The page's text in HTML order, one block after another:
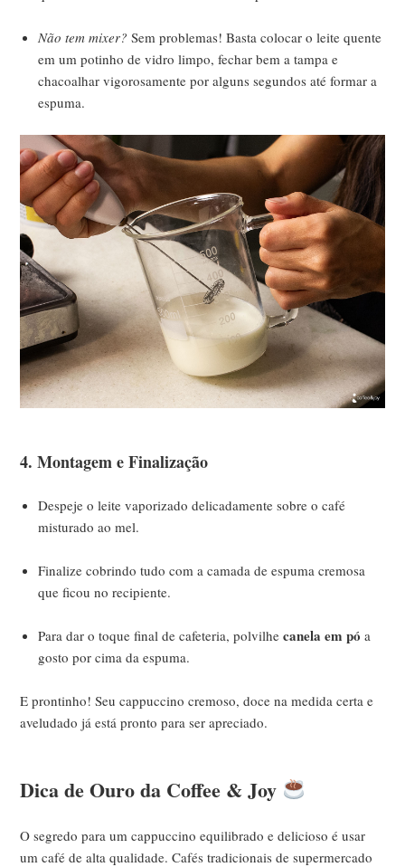
Não tem mixer? Sem problemas! Basta colocar o leite quente
em um potinho de vidro limpo, fechar bem a tampa e
chacoalhar vigorosamente por alguns segundos até formar a
espuma.
4. Montagem e Finalização
Despeje o leite vaporizado delicadamente sobre o café
misturado ao mel.
Finalize cobrindo tudo com a camada de espuma cremosa
que ficou no recipiente.
Para dar o toque final de cafeteria, polvilhecanela em pó a
gosto por cima da espuma.
E prontinho! Seu cappuccino cremoso, doce na medida certa e
aveludado já está pronto para ser apreciado.
Dica de Ouro da Coffee & Joy
O segredo para um cappuccino equilibrado e delicioso é usar
um café de alta qualidade. Cafés tradicionais de supermercado